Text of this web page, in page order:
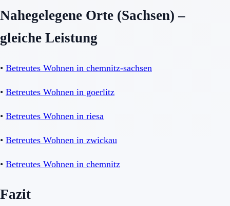
Nahegelegene Orte (Sachsen) –
gleiche Leistung
• Betreutes Wohnen in chemnitz-sachsen
• Betreutes Wohnen in goerlitz
• Betreutes Wohnen in riesa
• Betreutes Wohnen in zwickau
• Betreutes Wohnen in chemnitz
Fazit